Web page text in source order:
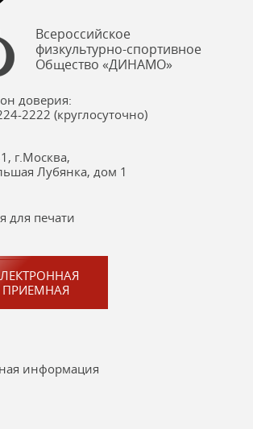
Всероссийское
физкультурно-спортивное
Общество «ДИНАМО»
доверия:
2222 (круглосуточно)
г.Москва,
Лубянка, дом 1
для печати
ПРИЕМНАЯ
информация